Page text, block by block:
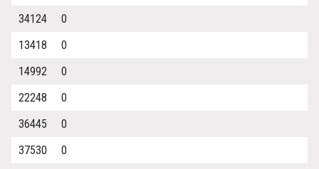
34124
0
13418
0
14992
0
22248
0
36445
0
37530
0